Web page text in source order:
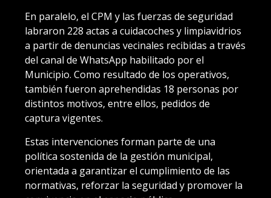
En paralelo, el CPM y las fuerzas de seguridad
labraron 228 actas a cuidacoches y limpiavidrios
a partir de denuncias vecinales recibidas a través
del canal de WhatsApp habilitado por el
Municipio. Como resultado de los operativos,
también fueron aprehendidas 18 personas por
distintos motivos, entre ellos, pedidos de
captura vigentes.
Estas intervenciones forman parte de una
política sostenida de la gestión municipal,
orientada a garantizar el cumplimiento de las
normativas, reforzar la seguridad y promover la